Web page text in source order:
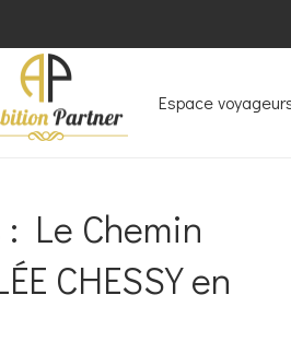
Espace
Le Chemin
CHESSY en